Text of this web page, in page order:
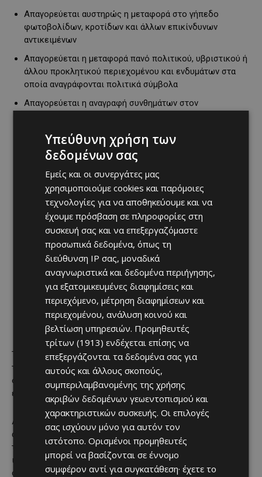
Απαγορεύεται αυστηρώς η μεταφορά στο γήπεδο
φωτοβολίδων, κροτίδων και άλλων επικίνδυνων
αντικειμένων
Απαγορεύεται η μεταφορά πανό πολιτικού, υβριστικού ή
άλλου προκλητικού περιεχομένου και ενδυμάτων στα
οποία αναγράφονται πολιτικά σύμβολα
Απαγορεύεται η αναγραφή συνθημάτων στον
Απαγορεύεται η είσοδος εντός του σταδίου, φιλάθλων
που έχουν στην κατοχή τους σακίδια ώμου και
προστατευτικά κράνη μοτοσικλετιστών
Σε κανένα πρόσωπο, δεν θα επιτρέπεται να
διακινείται τόσο στο περιβάλλοντα χώρο του
σταδίου όσο και στις κερκίδες αποκρύβοντας το
πρόσωπο του
Οποιοσδήποτε δεν ακολουθεί τους πιο πάνω κανόνες
μπορεί να εκδιωχθεί από το στάδιο χωρίς
προειδοποίηση και χωρίς να έχει καμία νομική απαίτηση
έναντι των αρχών του σταδίου ακόμα και αν κατέχει
νόμιμο εισιτήριο εισόδου. Επίσης κινδυνεύει να
συλληφθεί και να του επιβληθεί αυστηρό χρηματικό
πρόστιμο
Τα σημεία συλλογής προσωπικών αντικειμένων είναι για
τους οπαδούς της ΑΕΛ έξω από την είσοδο S1 και για τους
οπαδούς της ΟΜΟΝΟΙΑΣ στα νότια ταμεία, έξω από την
είσοδο Ν2.
Λόγω της πυκνής τροχαίας κίνησης που αναμένεται στους
αυτοκινητόδρομους κατά τη μετάβαση και την αποχώρηση
των οπαδών από το στάδιο, καλούνται οι οδηγοί να είναι
ιδιαίτερα προσεκτικοί, υπομονετικοί και να
συμμορφώνονται με τις υποδείξεις των επί καθήκοντι
Υπεύθυνη χρήση των
δεδομένων σας
Εμείς και οι συνεργάτες μας
χρησιμοποιούμε cookies και παρόμοιες
τεχνολογίες για να αποθηκεύουμε και να
έχουμε πρόσβαση σε πληροφορίες στη
συσκευή σας και να επεξεργαζόμαστε
προσωπικά δεδομένα, όπως τη
διεύθυνση IP σας, μοναδικά
αναγνωριστικά και δεδομένα περιήγησης,
για εξατομικευμένες διαφημίσεις και
περιεχόμενο, μέτρηση διαφημίσεων και
περιεχομένου, ανάλυση κοινού και
βελτίωση υπηρεσιών. Προμηθευτές
τρίτων (1913) ενδέχεται επίσης να
επεξεργάζονται τα δεδομένα σας για
αυτούς και άλλους σκοπούς,
συμπεριλαμβανομένης της χρήσης
ακριβών δεδομένων γεωεντοπισμού και
χαρακτηριστικών συσκευής. Οι επιλογές
σας ισχύουν μόνο για αυτόν τον
ιστότοπο. Ορισμένοι προμηθευτές
μπορεί να βασίζονται σε έννομο
συμφέρον αντί για συγκατάθεση· έχετε το